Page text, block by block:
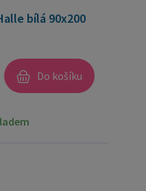
bílá 90x200
Do košíku